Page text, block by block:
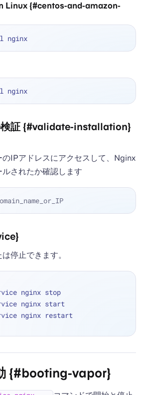
Linux {#centos-and-amazon-
検証 {#validate-installation}
のIPアドレスにアクセスして、Nginx
されたか確認します
停止できます。
nginx stop
nginx start
nginx restart
{#booting-vapor}